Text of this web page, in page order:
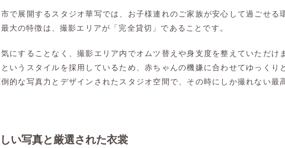
で展開するスタジオ華写では、お子様連れのご家族が安心して過ごせる
大の特徴は、撮影エリアが「完全貸切」であることです。
にすることなく、撮影エリア内でオムツ替えや身支度を整えていただけ
いうスタイルを採用しているため、赤ちゃんの機嫌に合わせてゆっくり
的な写真力とデザインされたスタジオ空間で、その時にしか撮れない最
い写真と厳選された衣裳